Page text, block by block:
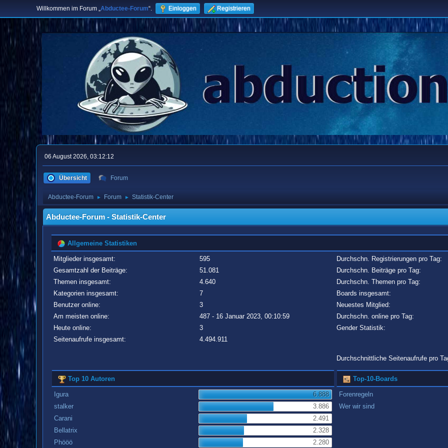
Willkommen im Forum „Abductee-Forum“. Einloggen Registrieren
06 August 2026, 03:12:12
Übersicht Forum
Abductee-Forum ► Forum ► Statistik-Center
Abductee-Forum - Statistik-Center
Allgemeine Statistiken
Mitglieder insgesamt:
595
Gesamtzahl der Beiträge:
51.081
Themen insgesamt:
4.640
Kategorien insgesamt:
7
Benutzer online:
3
Am meisten online:
487 - 16 Januar 2023, 00:10:59
Heute online:
3
Seitenaufrufe insgesamt:
4.494.911
Durchschn. Registrierungen pro Tag:
Durchschn. Beiträge pro Tag:
Durchschn. Themen pro Tag:
Boards insgesamt:
Neuestes Mitglied:
Durchschn. online pro Tag:
Gender Statistik:
Durchschnittliche Seitenaufrufe pro
Top 10 Autoren
Igura
6.888
stalker
3.886
Carani
2.491
Bellatrix
2.328
Phööö
2.280
Top-10-Boards
Forenregeln
Wer wir sind